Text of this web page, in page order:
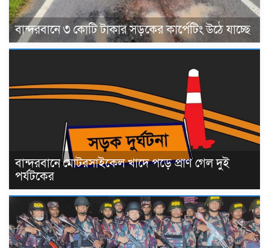
বান্দরবানে ৩ কোটি টাকার সড়কের কার্পেটিং উঠে যাচ্ছে
বান্দরবানে মোটরসাইকেল খাদে পড়ে প্রাণ গেল দুই
পর্যটকের